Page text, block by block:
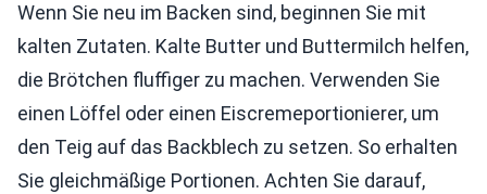
Wenn Sie neu im Backen sind, beginnen Sie mit
kalten Zutaten. Kalte Butter und Buttermilch helfen,
die Brötchen fluffiger zu machen. Verwenden Sie
einen Löffel oder einen Eiscremeportionierer, um
den Teig auf das Backblech zu setzen. So erhalten
Sie gleichmäßige Portionen. Achten Sie darauf,